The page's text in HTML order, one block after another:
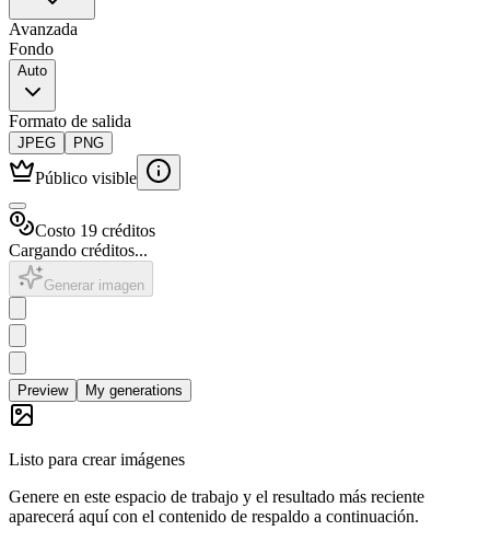
Avanzada
Fondo
Auto
Formato de salida
JPEG PNG
Público visible
Costo 19 créditos
Cargando créditos...
Generar imagen
Preview My generations
Listo para crear imágenes
Genere en este espacio de trabajo y el resultado más reciente
aparecerá aquí con el contenido de respaldo a continuación.